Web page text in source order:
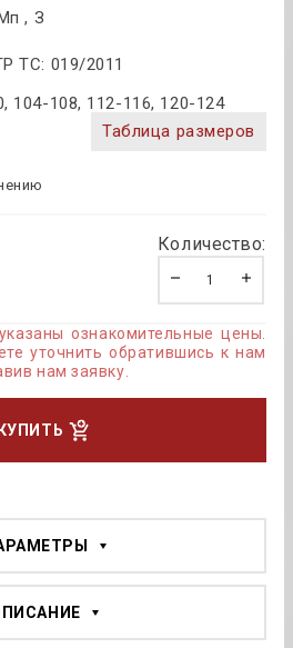
, З
ТС: 019/2011
104-108, 112-116, 120-124
Таблица размеров
Количество:
ознакомительные цены.
уточнить обратившись к нам
нам заявку.
КУПИТЬ